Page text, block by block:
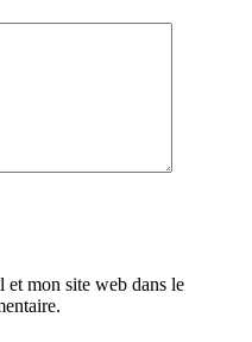
et mon site web dans le